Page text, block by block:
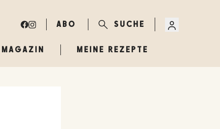
ABO SUCHE
MAGAZIN MEINE REZEPTE